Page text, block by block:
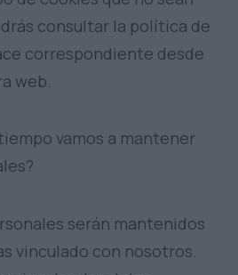
consultar la política de
correspondiente desde
web.
vamos a mantener
serán mantenidos
vinculado con nosotros.